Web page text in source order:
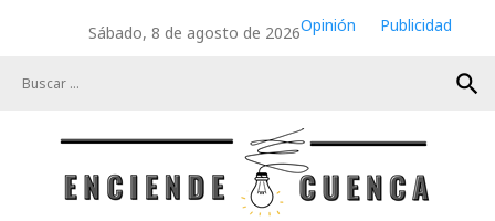
Sábado, 8 de agosto de 2026Opinión
Publicidad
search